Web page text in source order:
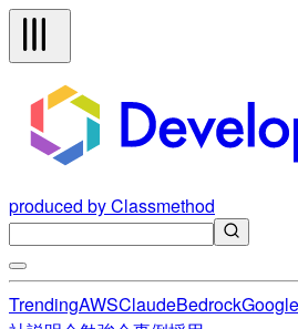
produced by Classmethod
TrendingAWSClaudeBedrock